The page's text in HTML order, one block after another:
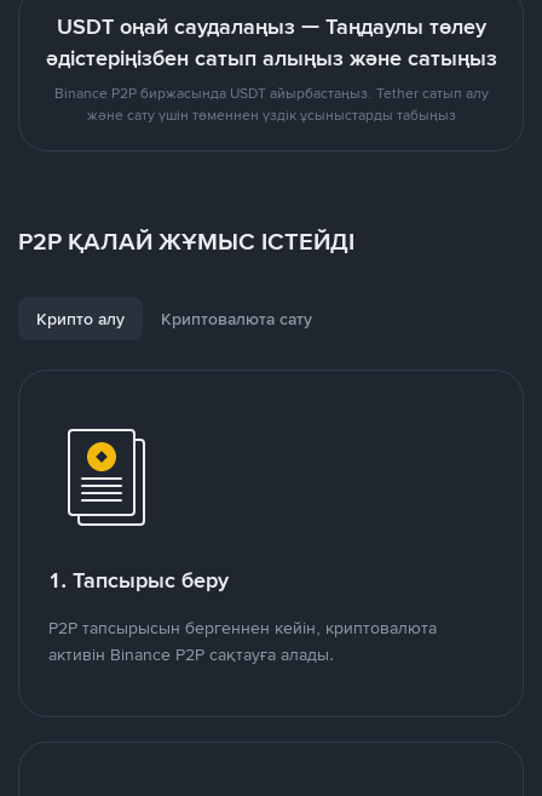
USDT оңай саудалаңыз — Таңдаулы төлеу
әдістеріңізбен сатып алыңыз және сатыңыз
Binance P2P биржасында USDT айырбастаңыз. Tether сатып алу
және сату үшін төменнен үздік ұсыныстарды табыңыз
P2P ҚАЛАЙ ЖҰМЫС ІСТЕЙДІ
Крипто алу Криптовалюта сату
1. Тапсырыс беру
P2P тапсырысын бергеннен кейін, криптовалюта
активін Binance P2P сақтауға алады.